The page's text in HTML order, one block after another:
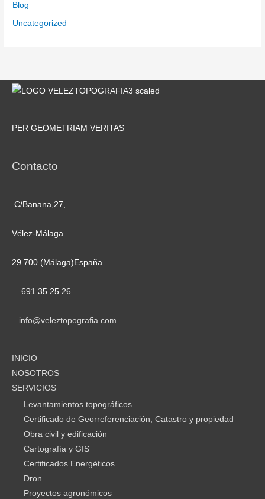
Blog
Uncategorized
PER GEOMETRIAM VERITAS
Contacto
C/Banana,27,
Vélez-Málaga
29.700 (Málaga)España
691 35 25 26
info@veleztopografia.com
INICIO
NOSOTROS
SERVICIOS
Levantamientos topográficos
Certificado de Georreferenciación, Catastro y propiedad
Obra civil y edificación
Cartografía y GIS
Certificados Energéticos
Dron
Proyectos agronómicos